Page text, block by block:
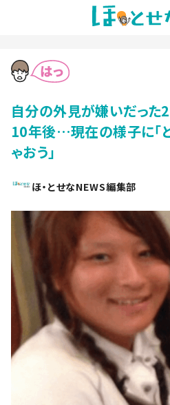
自分の外見が嫌いだっ
10年後…現在の様子に「
ゃおう」
ほ・とせなNEWS編集部